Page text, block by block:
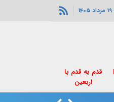
قدم به قدم با
اربعین